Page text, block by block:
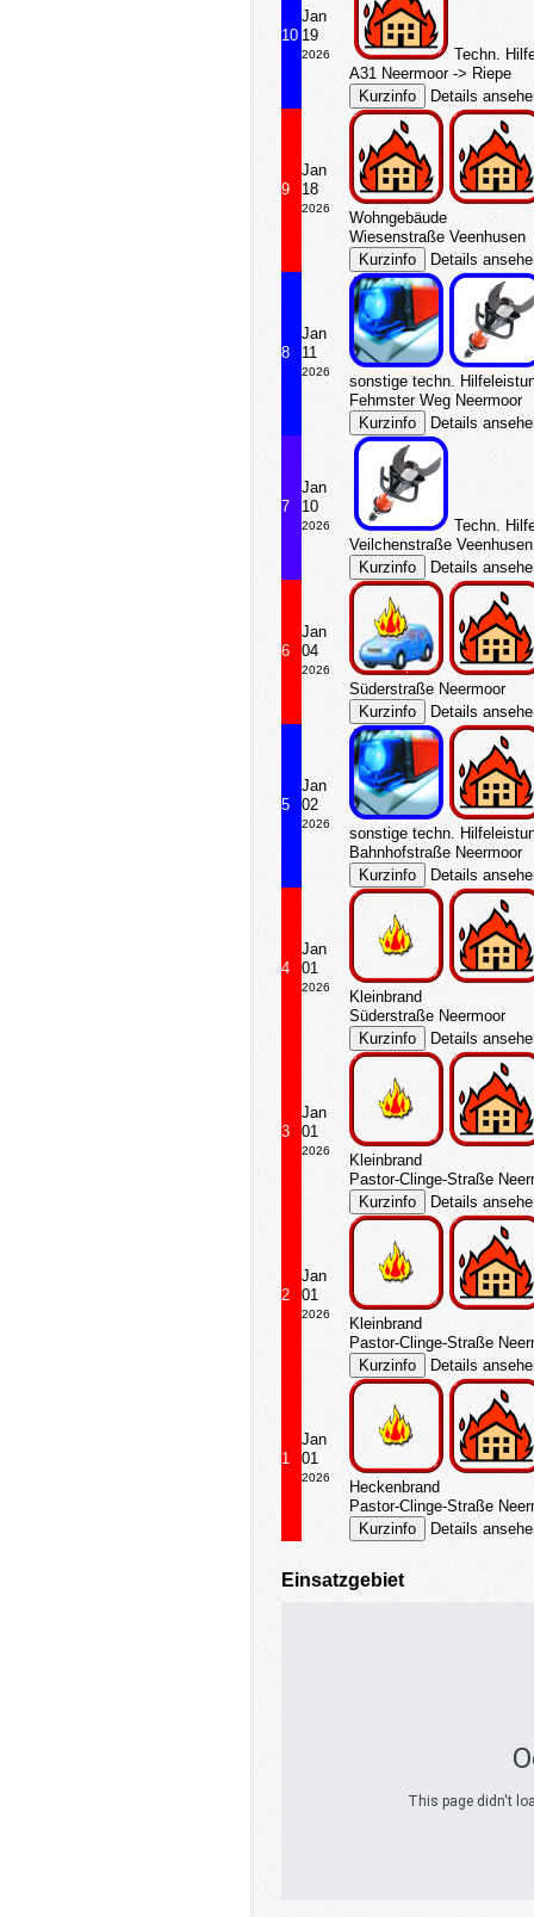
10
Jan
19
2026
Techn.
A31 Neermoor -> Riepe
Details
9
Jan
18
2026
Wohngebäude
Wiesenstraße Veenhusen
Details
8
Jan
11
2026
sonstige techn.
Fehmster Weg Neermoor
Details
7
Jan
10
2026
Techn.
Veilchenstraße Veenhusen
Details
6
Jan
04
2026
Süderstraße Neermoor
Details
5
Jan
02
2026
sonstige techn.
Bahnhofstraße Neermoor
Details
4
Jan
01
2026
Kleinbrand
Süderstraße Neermoor
Details
3
Jan
01
2026
Kleinbrand
Pastor-Clinge-Straße
Details
2
Jan
01
2026
Kleinbrand
Pastor-Clinge-Straße
Details
1
Jan
01
2026
Heckenbrand
Pastor-Clinge-Straße
Details
Einsatzgebiet
This page didn't